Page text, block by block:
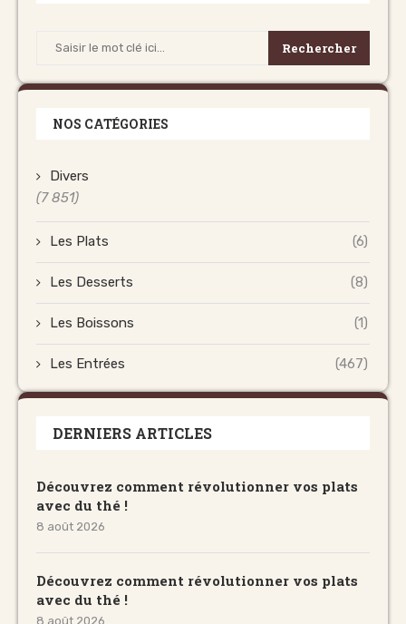
Rechercher
NOS CATÉGORIES
Divers
(7 851)
Les Plats (6)
Les Desserts (8)
Les Boissons (1)
Les Entrées (467)
DERNIERS ARTICLES
Découvrez comment révolutionner vos plats
avec du thé !
8 août 2026
Découvrez comment révolutionner vos plats
avec du thé !
8 août 2026